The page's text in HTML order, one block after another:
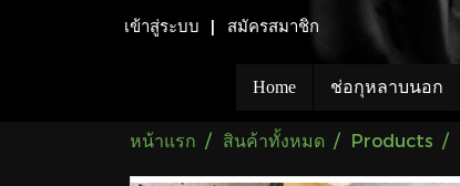
เข้าสู่ระบบ สมัครสมาชิก
Home ช่อกุหลาบนอก
หน้าแรก สินค้าทั้งหมด Products